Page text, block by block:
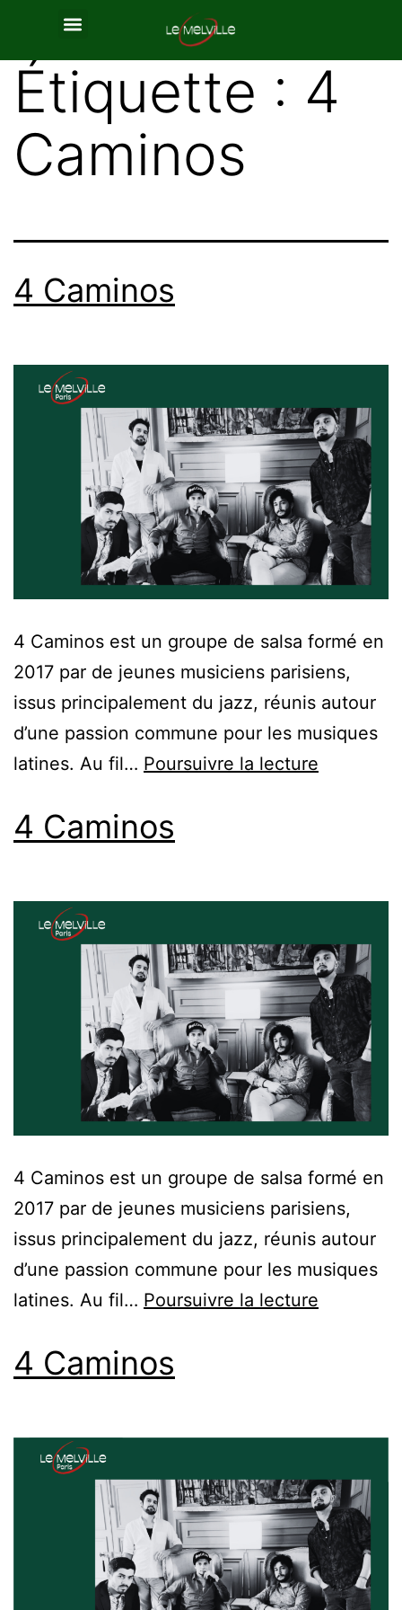
Étiquette : 4
Caminos
4 Caminos
4 Caminos est un groupe de salsa formé en
2017 par de jeunes musiciens parisiens,
issus principalement du jazz, réunis autour
d’une passion commune pour les musiques
latines. Au fil… Poursuivre la lecture
4 Caminos
4 Caminos est un groupe de salsa formé en
2017 par de jeunes musiciens parisiens,
issus principalement du jazz, réunis autour
d’une passion commune pour les musiques
latines. Au fil… Poursuivre la lecture
4 Caminos